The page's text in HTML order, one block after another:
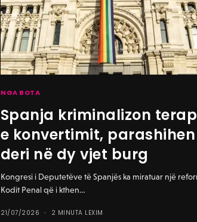
NGA BOTA
Spanja kriminalizon
e konvertimit, parashihen
deri në dy vjet burg
Kongresi i Deputetëve të Spanjës ka miratuar një
Kodit Penal që i kthen…
21/07/2026 2 MINUTA LEXIM